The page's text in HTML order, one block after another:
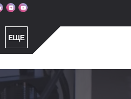
ЕЩЕ